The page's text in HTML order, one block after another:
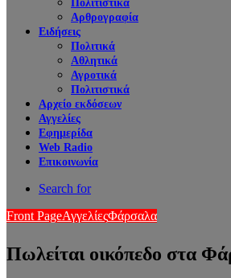
Πολιτιστικά
Αρθρογραφία
Ειδήσεις
Πολιτικά
Αθλητικά
Αγροτικά
Πολιτιστικά
Αρχείο εκδόσεων
Αγγελίες
Εφημερίδα
Web Radio
Επικοινωνία
Search for
Front PageΑγγελίεςΦάρσαλα
Πωλείται οικόπεδο στα